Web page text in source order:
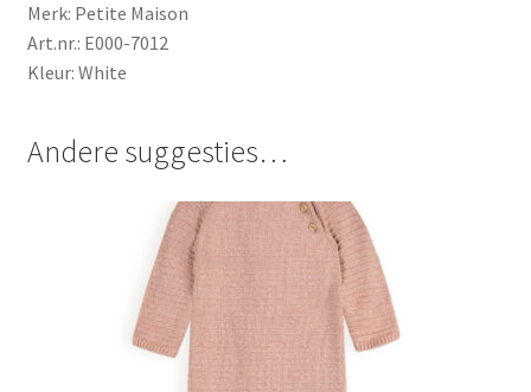
Merk: Petite Maison
Art.nr.: E000-7012
Kleur: White
Andere suggesties…